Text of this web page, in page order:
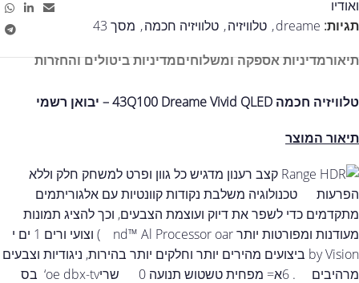
ואודיו
תגיות: dreame
, טלוויזיה, טלוויזיה חכמה, מסך 43
תיאורמדיניות אספקה ומשלוחיםמדיניות ביטולים והחזרות
טלוויזיה חכמה 43Q100 Dreame Vivid QLED – יבואן רשמי
תיאור המוצר